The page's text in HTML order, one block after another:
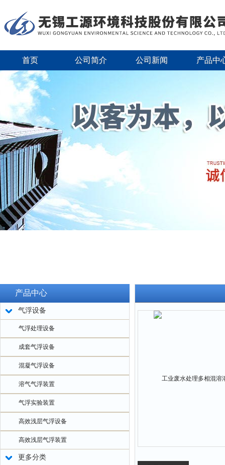
首页 公司简介 公司新闻 产品中
产品中心
气浮设备
气浮处理设备
成套气浮设备
混凝气浮设备
溶气气浮装置
气浮实验装置
高效浅层气浮设备
高效浅层气浮装置
更多分类